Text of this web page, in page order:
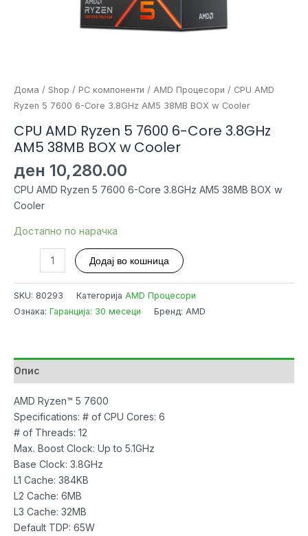
Дома / Shop / PC компоненти / AMD Процесори / CPU AMD
Ryzen 5 7600 6-Core 3.8GHz AM5 38MB BOX w Cooler
CPU AMD Ryzen 5 7600 6-Core 3.8GHz
AM5 38MB BOX w Cooler
ден 10,280.00
CPU AMD Ryzen 5 7600 6-Core 3.8GHz AM5 38MB BOX w
Cooler
Достапно по нарачка
Ryzen
3.8GHz
AM5
38MB
BOX
w
Cooler
количина
Додај во кошница
SKU: 80293 Категорија AMD Процесори
Ознака: Гаранција: 30 месеци Бренд: AMD
Опис
AMD Ryzen™ 5 7600
Specifications: # of CPU Cores: 6
# of Threads: 12
Max. Boost Clock: Up to 5.1GHz
Base Clock: 3.8GHz
L1 Cache: 384KB
L2 Cache: 6MB
L3 Cache: 32MB
Default TDP: 65W